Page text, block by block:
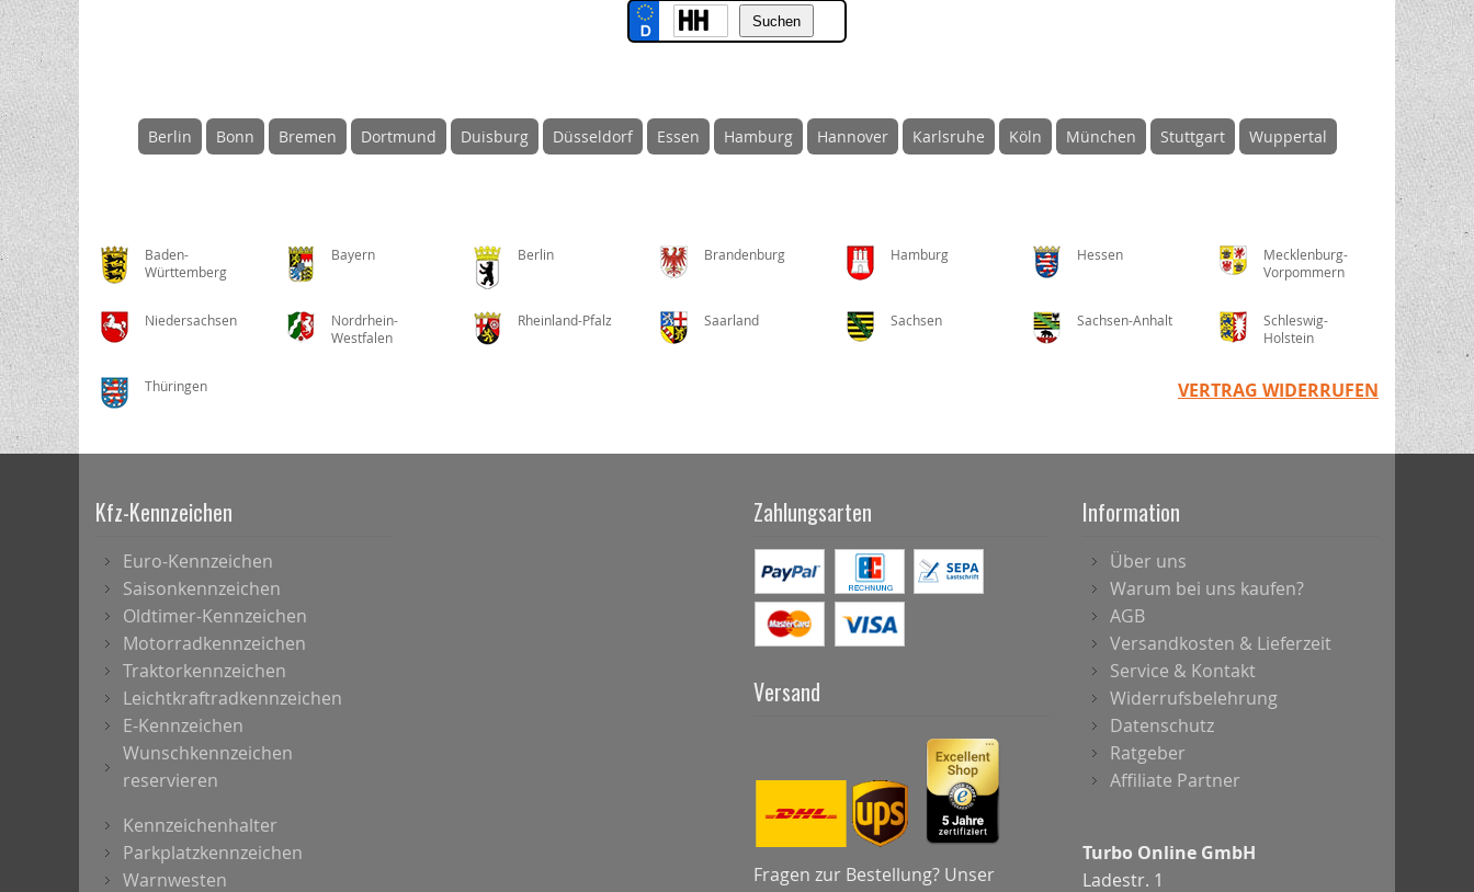
Berlin Bonn Bremen Dortmund Duisburg Düsseldorf Essen Hamburg Hannover Karlsruhe Köln München Stuttgart Wuppertal
Baden-
Württemberg
Bayern Berlin Brandenburg Hamburg Hessen
Mecklenburg-
Vorpommern
Niedersachsen
Nordrhein-
Westfalen
Rheinland-Pfalz Saarland Sachsen Sachsen-Anhalt
Schleswig-
Holstein
Thüringen VERTRAG WIDERRUFEN
Kfz-Kennzeichen
Euro-Kennzeichen
Saisonkennzeichen
Oldtimer-Kennzeichen
Motorradkennzeichen
Traktorkennzeichen
Leichtkraftradkennzeichen
E-Kennzeichen
Wunschkennzeichen
reservieren
Kennzeichenhalter
Parkplatzkennzeichen
Warnwesten
Zahlungsarten
Versand
Fragen zur Bestellung? Unser
Information
Über uns
Warum bei uns kaufen?
AGB
Versandkosten & Lieferzeit
Service & Kontakt
Widerrufsbelehrung
Datenschutz
Ratgeber
Affiliate Partner
Turbo Online GmbH
Ladestr. 1